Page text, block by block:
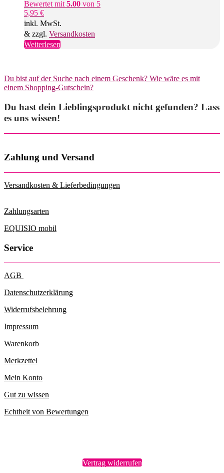
Bewertet mit 5.00 von 5
5,95 €
inkl. MwSt.
& zzgl. Versandkosten
Weiterlesen
Du bist auf der Suche nach einem Geschenk? Wie wäre es mit
einem Shopping-Gutschein?
Du hast dein Lieblingsprodukt nicht gefunden? Lass
es uns wissen!
Zahlung und Versand
Versandkosten & Lieferbedingungen
Zahlungsarten
EQUISIO mobil
Service
AGB
Datenschutzerklärung
Widerrufsbelehrung
Impressum
Warenkorb
Merkzettel
Mein Konto
Gut zu wissen
Echtheit von Bewertungen
Vertrag widerrufen